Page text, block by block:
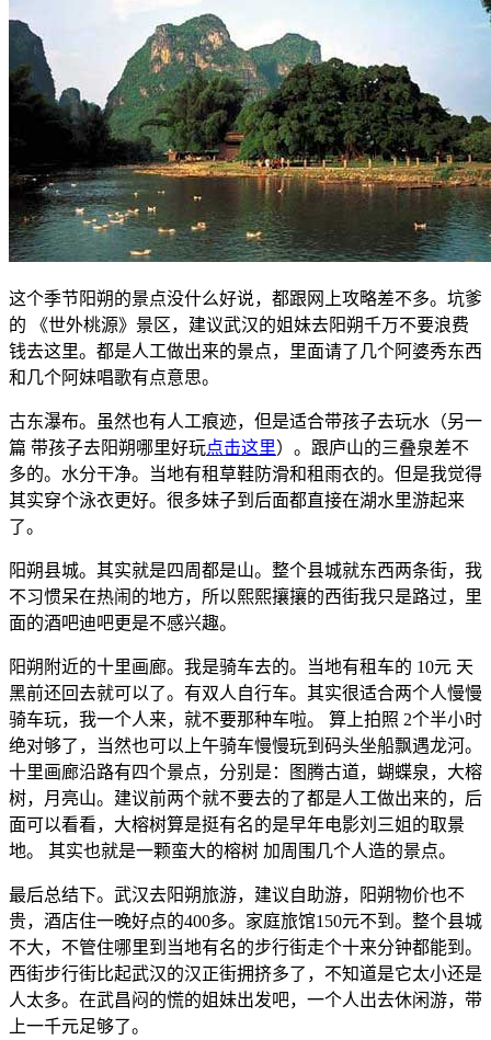
这个季节阳朔的景点没什么好说，都跟网上攻略差不多。坑爹
的 《世外桃源》景区，建议武汉的姐妹去阳朔千万不要浪费
钱去这里。都是人工做出来的景点，里面请了几个阿婆秀东西
和几个阿妹唱歌有点意思。
古东瀑布。虽然也有人工痕迹，但是适合带孩子去玩水（另一
篇 带孩子去阳朔哪里好玩点击这里）。跟庐山的三叠泉差不
多的。水分干净。当地有租草鞋防滑和租雨衣的。但是我觉得
其实穿个泳衣更好。很多妹子到后面都直接在湖水里游起来
了。
阳朔县城。其实就是四周都是山。整个县城就东西两条街，我
不习惯呆在热闹的地方，所以熙熙攘攘的西街我只是路过，里
面的酒吧迪吧更是不感兴趣。
阳朔附近的十里画廊。我是骑车去的。当地有租车的 10元 天
黑前还回去就可以了。有双人自行车。其实很适合两个人慢慢
骑车玩，我一个人来，就不要那种车啦。 算上拍照 2个半小时
绝对够了，当然也可以上午骑车慢慢玩到码头坐船飘遇龙河。
十里画廊沿路有四个景点，分别是：图腾古道，蝴蝶泉，大榕
树，月亮山。建议前两个就不要去的了都是人工做出来的，后
面可以看看，大榕树算是挺有名的是早年电影刘三姐的取景
地。 其实也就是一颗蛮大的榕树 加周围几个人造的景点。
最后总结下。武汉去阳朔旅游，建议自助游，阳朔物价也不
贵，酒店住一晚好点的400多。家庭旅馆150元不到。整个县城
不大，不管住哪里到当地有名的步行街走个十来分钟都能到。
西街步行街比起武汉的汉正街拥挤多了，不知道是它太小还是
人太多。在武昌闷的慌的姐妹出发吧，一个人出去休闲游，带
上一千元足够了。